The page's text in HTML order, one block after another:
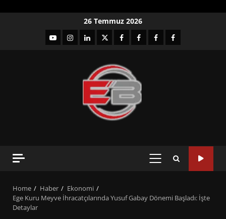
26 Temmuz 2026
YouTubeInstagram
LinkedIntwitterfacebook-Facebook-
Facebook-Facebook-
PRIMARY
Home Haber
Ekonomi
Ege Kuru Meyve İhracatçılarında Yusuf Gabay Dönemi Başladı: İşte
Detaylar